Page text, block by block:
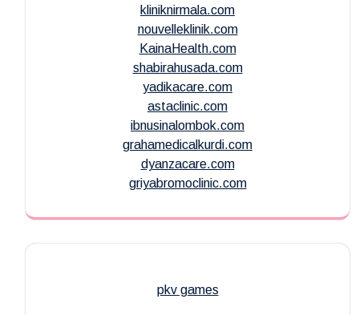
kliniknirmala.com
nouvelleklinik.com
KainaHealth.com
shabirahusada.com
yadikacare.com
astaclinic.com
ibnusinalombok.com
grahamedicalkurdi.com
dyanzacare.com
griyabromoclinic.com
pkv games